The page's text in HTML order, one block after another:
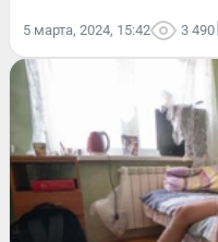
5 марта, 2024, 15:42 3 490